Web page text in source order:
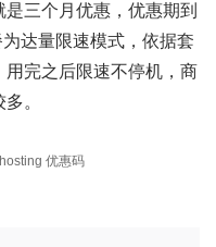
三个月优惠，优惠期到
达量限速模式，依据套
完之后限速不停机，商
。
优惠码